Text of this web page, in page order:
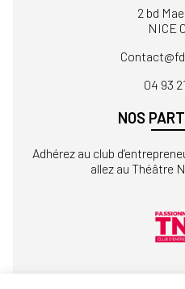
2 bd
NICE
Contact
04 93
NOS
Adhérez au club
allez au Théâtre